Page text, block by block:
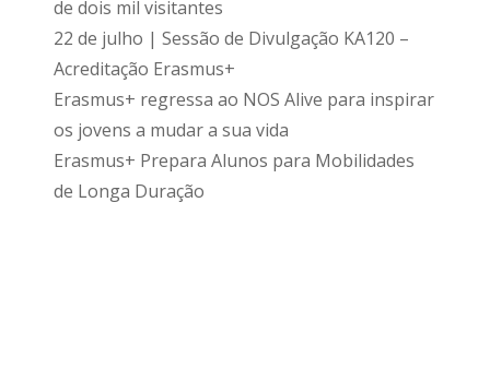
de dois mil visitantes
22 de julho | Sessão de Divulgação KA120 –
Acreditação Erasmus+
Erasmus+ regressa ao NOS Alive para inspirar
os jovens a mudar a sua vida
Erasmus+ Prepara Alunos para Mobilidades
de Longa Duração